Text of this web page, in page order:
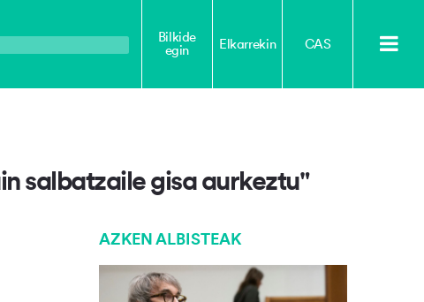
Bilkide
egin
Elkarrekin CAS
salbatzaile gisa aurkeztu"
AZKEN ALBISTEAK